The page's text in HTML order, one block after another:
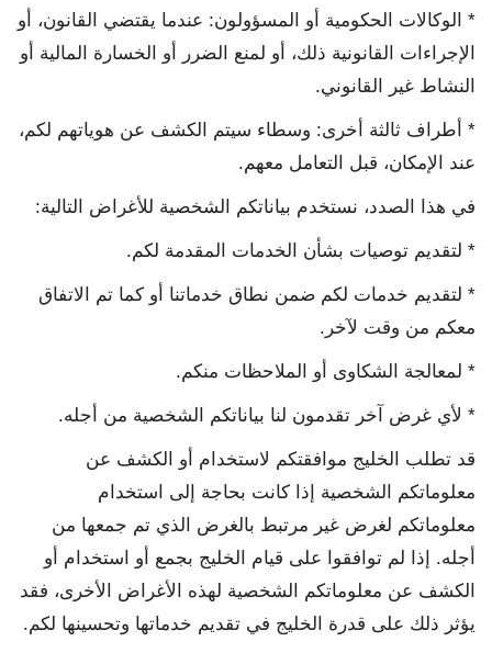
* الوكالات الحكومية أو المسؤولون: عندما يقتضي القانون، أو
الإجراءات القانونية ذلك، أو لمنع الضرر أو الخسارة المالية أو
النشاط غير القانوني.
* أطراف ثالثة أخرى: وسطاء سيتم الكشف عن هوياتهم لكم،
عند الإمكان، قبل التعامل معهم.
في هذا الصدد، نستخدم بياناتكم الشخصية للأغراض التالية:
* لتقديم توصيات بشأن الخدمات المقدمة لكم.
* لتقديم خدمات لكم ضمن نطاق خدماتنا أو كما تم الاتفاق
معكم من وقت لآخر.
* لمعالجة الشكاوى أو الملاحظات منكم.
* لأي غرض آخر تقدمون لنا بياناتكم الشخصية من أجله.
قد تطلب الخليج موافقتكم لاستخدام أو الكشف عن
معلوماتكم الشخصية إذا كانت بحاجة إلى استخدام
معلوماتكم لغرض غير مرتبط بالغرض الذي تم جمعها من
أجله. إذا لم توافقوا على قيام الخليج بجمع أو استخدام أو
الكشف عن معلوماتكم الشخصية لهذه الأغراض الأخرى، فقد
يؤثر ذلك على قدرة الخليج في تقديم خدماتها وتحسينها لكم.